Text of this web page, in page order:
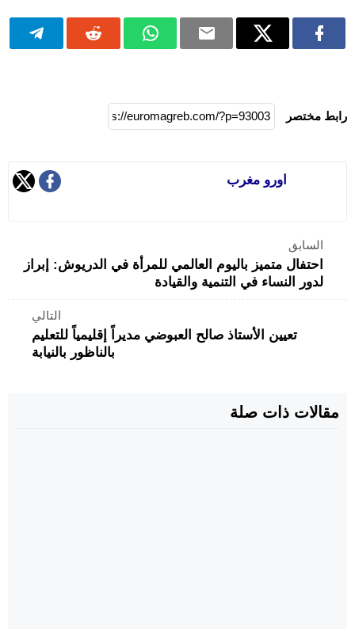
رابط مختصر
اورو مغرب
السابق
احتفال متميز باليوم العالمي للمرأة في الدريوش: إبراز
لدور النساء في التنمية والقيادة
التالي
تعيين الأستاذ صالح العبوضي مديراً إقليمياً للتعليم
بالناظور بالنيابة
مقالات ذات صلة